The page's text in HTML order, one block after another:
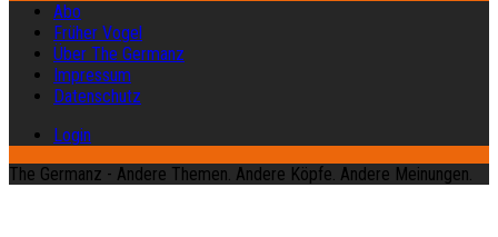
Abo
Früher Vogel
Über The Germanz
Impressum
Datenschutz
Login
The Germanz - Andere Themen. Andere Köpfe. Andere Meinungen.